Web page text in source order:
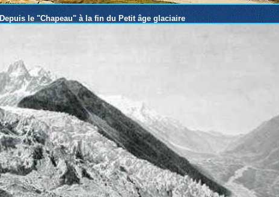
Depuis le "Chapeau" à la fin du Petit âge glaciaire